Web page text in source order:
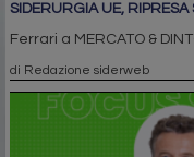
SIDERURGIA UE, RIPRESA
Ferrari a MERCATO &
di Redazione siderweb